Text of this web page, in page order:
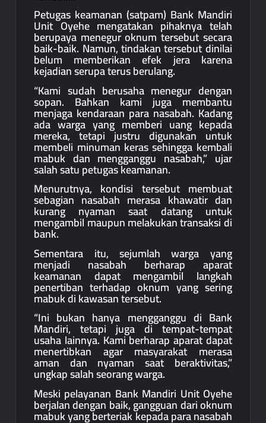
Petugas keamanan (satpam) Bank Mandiri
Unit Oyehe mengatakan pihaknya telah
berupaya menegur oknum tersebut secara
baik-baik. Namun, tindakan tersebut dinilai
belum memberikan efek jera karena
kejadian serupa terus berulang.
“Kami sudah berusaha menegur dengan
sopan. Bahkan kami juga membantu
menjaga kendaraan para nasabah. Kadang
ada warga yang memberi uang kepada
mereka, tetapi justru digunakan untuk
membeli minuman keras sehingga kembali
mabuk dan mengganggu nasabah,” ujar
salah satu petugas keamanan.
Menurutnya, kondisi tersebut membuat
sebagian nasabah merasa khawatir dan
kurang nyaman saat datang untuk
mengambil maupun melakukan transaksi di
bank.
Sementara itu, sejumlah warga yang
menjadi nasabah berharap aparat
keamanan dapat mengambil langkah
penertiban terhadap oknum yang sering
mabuk di kawasan tersebut.
“Ini bukan hanya mengganggu di Bank
Mandiri, tetapi juga di tempat-tempat
usaha lainnya. Kami berharap aparat dapat
menertibkan agar masyarakat merasa
aman dan nyaman saat beraktivitas,”
ungkap salah seorang warga.
Meski pelayanan Bank Mandiri Unit Oyehe
berjalan dengan baik, gangguan dari oknum
mabuk yang berteriak kepada para nasabah